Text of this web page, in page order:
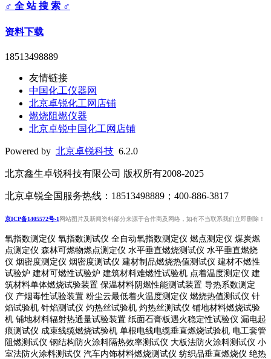
♂ 全 站 搜 索 ♂
资料下载
18513498889
友情链接
中国化工仪器网
北京卓锐化工网店铺
燃烧阻燃仪器
北京卓锐中国化工网店铺
Powered by 北京卓锐科技 6.2.0
北京鑫生卓锐科技有限公司 版权所有2008-2025
北京卓锐全国服务热线：18513498889；400-886-3817
京ICP备1405572号-1网站图片及新闻资料部分来源于合作商及网络，如有不当联系我们立即删除！
氧指数测定仪 氧指数测试仪 全自动氧指数测定仪 燃点测定仪 煤炭燃
点测定仪 森林可燃物燃点测定仪 水平垂直燃烧测试仪 水平垂直燃烧
仪 烟密度测定仪 烟密度测试仪 建材制品燃烧热值测试仪 建材不燃性
试验炉 建材可燃性试验炉 建筑材料难燃性试验机 点着温度测定仪 建
筑材料单体燃烧试验装置 保温材料阴燃性能测试装置 导热系数测定
仪 产烟毒性试验装置 粉尘云最低着火温度测定仪 燃烧热值测试仪 针
焰试验机 针焰测试仪 灼热丝试验机 灼热丝测试仪 铺地材料燃烧试验
机 铺地材料辐射热通量试验装置 纸面石膏板遇火稳定性试验仪 漏电起
痕测试仪 成束线缆燃烧试验机 单根电线电缆垂直燃烧试验机 电工套管
阻燃测试仪 钢结构防火涂料隔热效率测试仪 大板法防火涂料测试仪 小
室法防火涂料测试仪 汽车内饰材料燃烧测试仪 纺织品垂直燃烧仪 绝热